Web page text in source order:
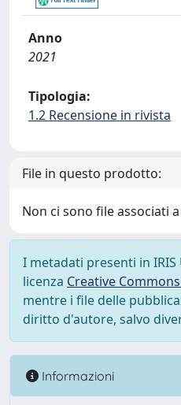
Anno
2021
Tipologia:
1.2 Recensione in rivista
File in questo prodotto:
Non ci sono file associati
I metadati presenti in
licenza Creative
mentre i file delle
diritto d'autore, salvo
Informazioni